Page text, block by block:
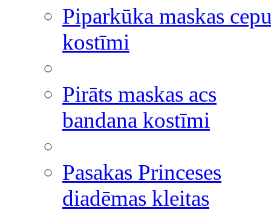
Piparkūka maskas
kostīmi
Pirāts maskas acs
bandana kostīmi
Pasakas Princeses
diadēmas kleitas